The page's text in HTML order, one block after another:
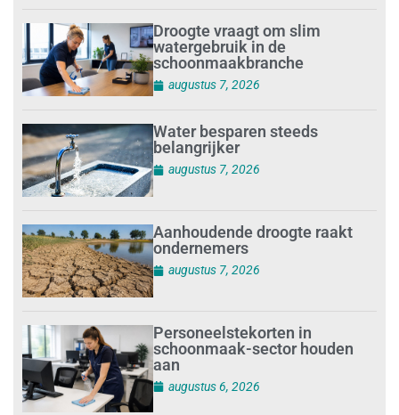
Droogte vraagt om slim
watergebruik in de
schoonmaakbranche
augustus 7, 2026
Water besparen steeds
belangrijker
augustus 7, 2026
Aanhoudende droogte raakt
ondernemers
augustus 7, 2026
Personeelstekorten in
schoonmaak-sector houden
aan
augustus 6, 2026